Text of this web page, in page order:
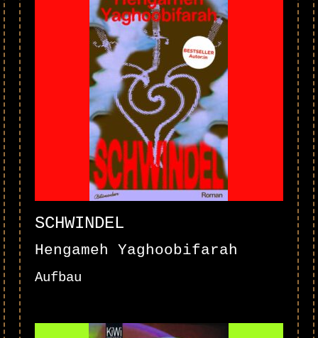
SCHWINDEL
Hengameh Yaghoobifarah
Aufbau